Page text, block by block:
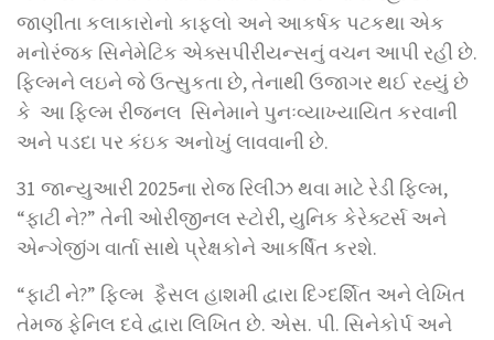
જાણીતા કલાકારોનો કાફલો અને આકર્ષક પટકથા એક
મનોરંજક સિનેમેટિક એક્સપીરીયન્સનું વચન આપી રહી છે.
ફિલ્મને લઇને જે ઉત્સુકતા છે, તેનાથી ઉજાગર થઈ રહ્યું છે
કે આ ફિલ્મ રીજનલ સિનેમાને પુનઃવ્યાખ્યાયિત કરવાની
અને પડદા પર કંઇક અનોખું લાવવાની છે.
31 જાન્યુઆરી 2025ના રોજ રિલીઝ થવા માટે રેડી ફિલ્મ,
“ફાટી ને?” તેની ઓરીજીનલ સ્ટોરી, યુનિક કેરેક્ટર્સ અને
એન્ગેજીંગ વાર્તા સાથે પ્રેક્ષકોને આકર્ષિત કરશે.
“ફાટી ને?” ફિલ્મ ફૈસલ હાશમી દ્વારા દિગ્દર્શિત અને લેખિત
તેમજ ફેનિલ દવે દ્વારા લિખિત છે. એસ. પી. સિનેકોર્પ અને